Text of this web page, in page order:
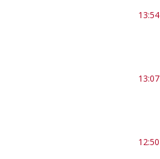
13:54
13:07
12:50